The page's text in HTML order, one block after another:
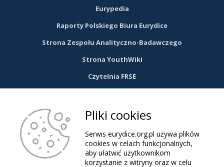
Eurypedia
Raporty Polskiego Biura Eurydice
Strona Zespołu Analityczno-Badawczego
Strona YouthWiki
Czytelnia FRSE
link
otwiera
Pliki cookies
Serwis eurydice.org.pl używa plików
cookies w celach funkcjonalnych,
aby ułatwić użytkownikom
korzystanie z witryny oraz w celu